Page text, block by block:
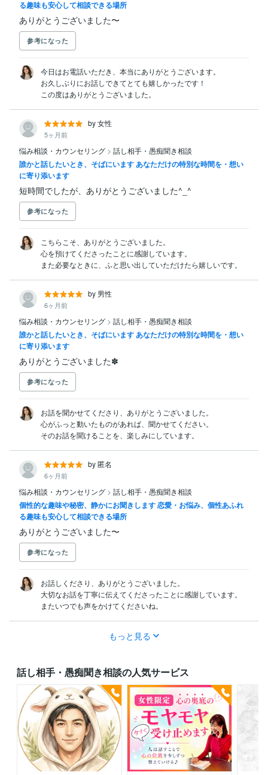
る趣味も安心して相談できる場所
ありがとうございました〜
参考になった
今日はお電話いただき、本当にありがとうございます。
お久しぶりにお話しできてとても嬉しかったです！
この度はありがとうございました。
by 女性
5ヶ月前
悩み相談・カウンセリング > 話し相手・愚痴聞き相談
誰かと話したいとき、そばにいます あなただけの特別な時間を・想い
に寄り添います
短時間でしたが、ありがとうございました^_^
参考になった
こちらこそ、ありがとうございました。
心を預けてくださったことに感謝しています。
また必要なときに、ふと思い出していただけたら嬉しいです。
by 男性
6ヶ月前
悩み相談・カウンセリング > 話し相手・愚痴聞き相談
誰かと話したいとき、そばにいます あなただけの特別な時間を・想い
に寄り添います
ありがとうございました✽
参考になった
お話を聞かせてくださり、ありがとうございました。
心がふっと動いたものがあれば、聞かせてください。
そのお話を聞けることを、楽しみにしています。
by 匿名
6ヶ月前
悩み相談・カウンセリング > 話し相手・愚痴聞き相談
個性的な趣味や秘密、静かにお聞きします 恋愛・お悩み、個性あふれ
る趣味も安心して相談できる場所
ありがとうございました〜
参考になった
お話しくださり、ありがとうございました。
大切なお話を丁寧に伝えてくださったことに感謝しています。
またいつでも声をかけてくださいね。
もっと見る
話し相手・愚痴聞き相談の人気サービス